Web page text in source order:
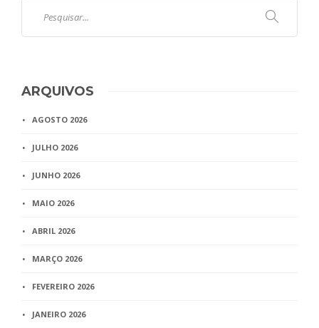
ARQUIVOS
AGOSTO 2026
JULHO 2026
JUNHO 2026
MAIO 2026
ABRIL 2026
MARÇO 2026
FEVEREIRO 2026
JANEIRO 2026